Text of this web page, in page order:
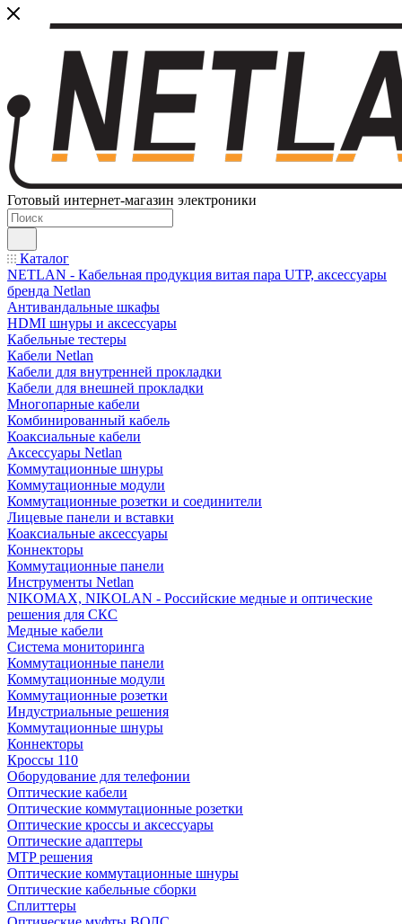
Готовый интернет-магазин электроники
Каталог
NETLAN - Кабельная продукция витая пара UTP, аксессуары
бренда Netlan
Антивандальные шкафы
HDMI шнуры и аксессуары
Кабельные тестеры
Кабели Netlan
Кабели для внутренней прокладки
Кабели для внешней прокладки
Многопарные кабели
Комбинированный кабель
Коаксиальные кабели
Аксессуары Netlan
Коммутационные шнуры
Коммутационные модули
Коммутационные розетки и соединители
Лицевые панели и вставки
Коаксиальные аксессуары
Коннекторы
Коммутационные панели
Инструменты Netlan
NIKOMAX, NIKOLAN - Российские медные и оптические
решения для СКС
Медные кабели
Система мониторинга
Коммутационные панели
Коммутационные модули
Коммутационные розетки
Индустриальные решения
Коммутационные шнуры
Коннекторы
Кроссы 110
Оборудование для телефонии
Оптические кабели
Оптические коммутационные розетки
Оптические кроссы и аксессуары
Оптические адаптеры
MTP решения
Оптические коммутационные шнуры
Оптические кабельные сборки
Сплиттеры